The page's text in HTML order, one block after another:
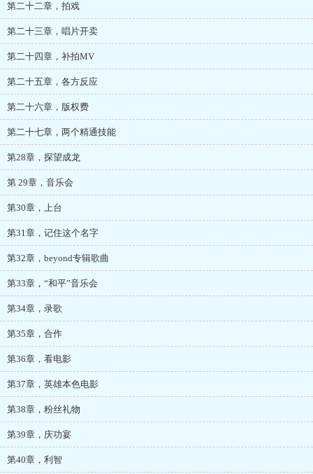
第二十二章，拍戏
第二十三章，唱片开卖
第二十四章，补拍MV
第二十五章，各方反应
第二十六章，版权费
第二十七章，两个精通技能
第28章，探望成龙
第 29章，音乐会
第30章，上台
第31章，记住这个名字
第32章，beyond专辑歌曲
第33章，“和平”音乐会
第34章，录歌
第35章，合作
第36章，看电影
第37章，英雄本色电影
第38章，粉丝礼物
第39章，庆功宴
第40章，利智